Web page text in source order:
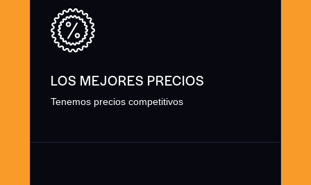
LOS MEJORES PRECIOS
Tenemos precios competitivos